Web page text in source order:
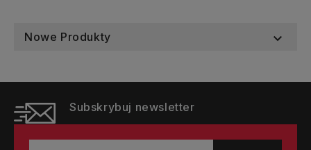
Nowe Produkty 
Subskrybuj newsletter